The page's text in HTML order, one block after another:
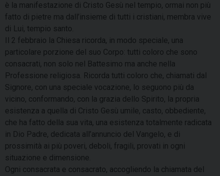
è la manifestazione di Cristo Gesù nel tempio, ormai non più
fatto di pietre ma dall’insieme di tutti i cristiani, membra vive
di Lui, tempio santo.
Il 2 febbraio la Chiesa ricorda, in modo speciale, una
particolare porzione del suo Corpo: tutti coloro che sono
consacrati, non solo nel Battesimo ma anche nella
Professione religiosa. Ricorda tutti coloro che, chiamati dal
Signore, con una speciale vocazione, lo seguono più da
vicino, conformando, con la grazia dello Spirito, la propria
esistenza a quella di Cristo Gesù umile, casto, obbediente,
che ha fatto della sua vita, una esistenza totalmente radicata
in Dio Padre, dedicata all’annuncio del Vangelo, e di
prossimità ai più poveri, deboli, fragili, provati in ogni
situazione e dimensione.
Ogni consacrata e consacrato, accogliendo la chiamata del